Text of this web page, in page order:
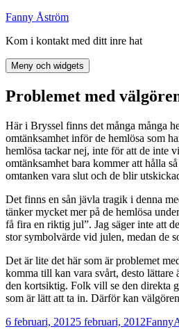
Hoppa
innehåll
Fanny Åström
Kom i kontakt med ditt inre hat
Meny och widgets
Problemet med
Här i Bryssel finns det många många
omtänksamhet inför de hemlösa som
hemlösa tackar nej, inte för att de inte
omtänksamhet bara kommer att hålla
omtanken vara slut och de blir
Det finns en sån jävla tragik i denna
tänker mycket mer på de hemlösa
få fira en riktig jul”. Jag säger inte att
stor symbolvärde vid julen, medan de
Det är lite det här som är problemet
komma till kan vara svårt, desto lättare
den kortsiktig. Folk vill se den direkta
som är lätt att ta in. Därför kan
Postat
6 februari, 20125 februari, 2012Fanny